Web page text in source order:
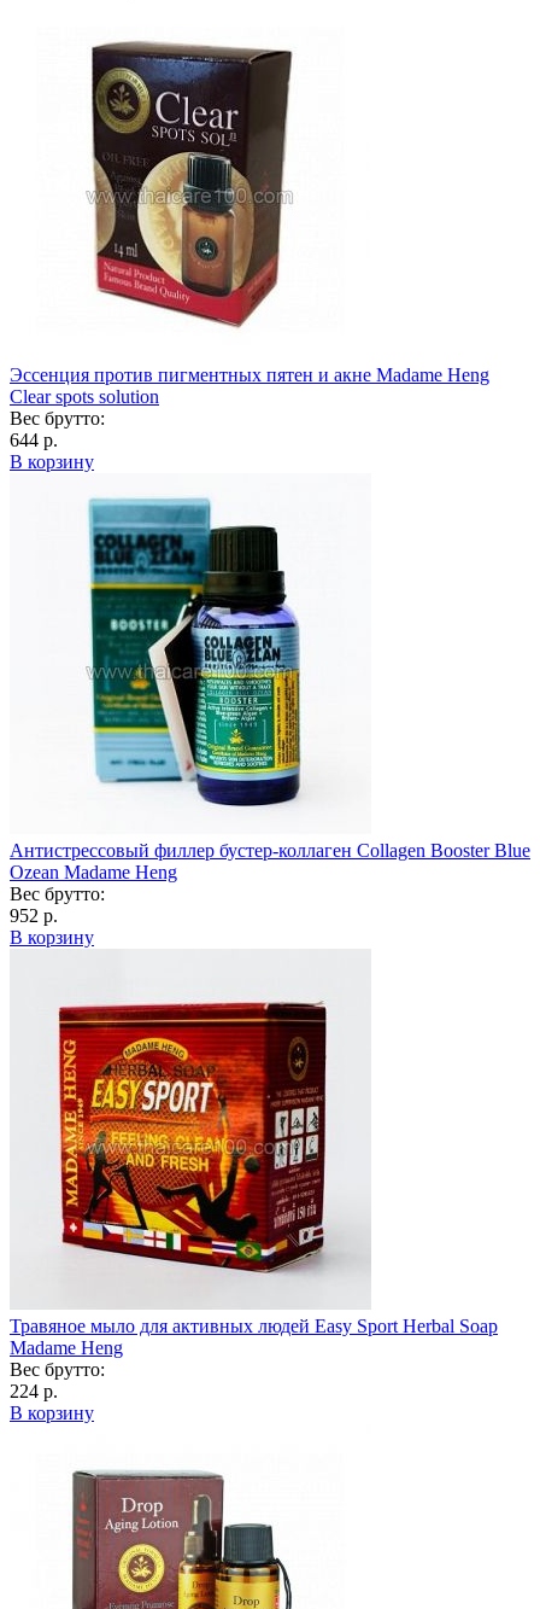
Эссенция против пигментных пятен и акне Madame Heng
Clear spots solution
Вес брутто:
644 р.
В корзину
Антистрессовый филлер бустер-коллаген Collagen Booster Blue
Ozean Madame Heng
Вес брутто:
952 р.
В корзину
Травяное мыло для активных людей Easy Sport Herbal Soap
Madame Heng
Вес брутто:
224 р.
В корзину